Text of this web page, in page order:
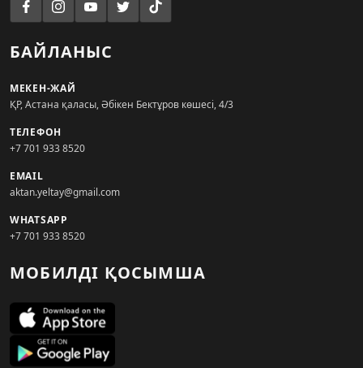
БАЙЛАНЫС
МЕКЕН-ЖАЙ
ҚР, Астана қаласы, Әбікен Бектұров көшесі, 4/3
ТЕЛЕФОН
+7 701 933 8520
EMAIL
aktan.yeltay@gmail.com
WHATSAPP
+7 701 933 8520
МОБИЛДІ ҚОСЫМША